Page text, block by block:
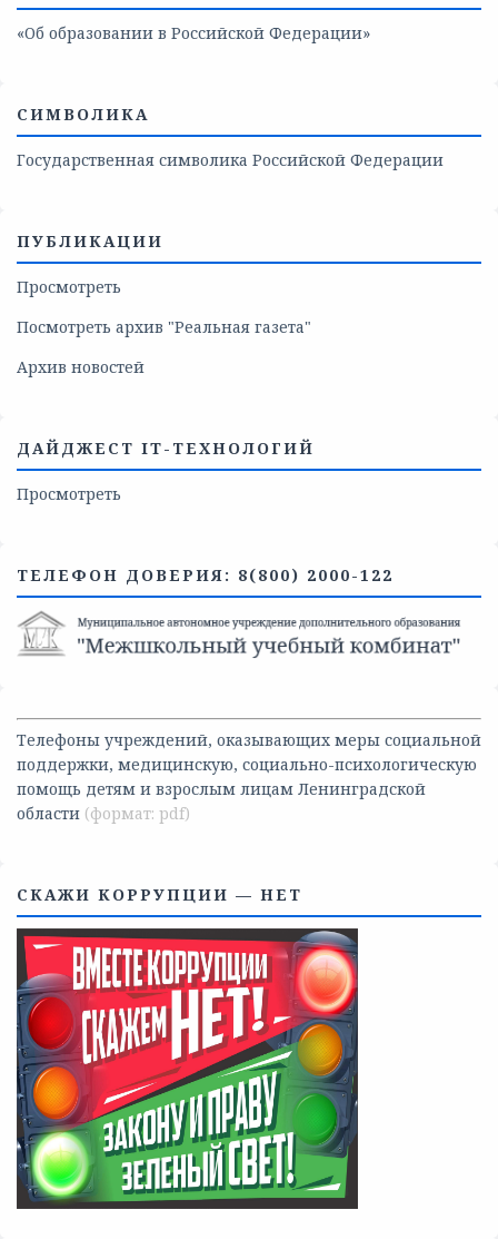
«Об образовании в Российской Федерации»
СИМВОЛИКА
Государственная символика Российской Федерации
ПУБЛИКАЦИИ
Просмотреть
Посмотреть архив "Реальная газета"
Архив новостей
ДАЙДЖЕСТ IT-ТЕХНОЛОГИЙ
Просмотреть
ТЕЛЕФОН ДОВЕРИЯ: 8(800) 2000-122
Телефоны учреждений, оказывающих меры социальной
поддержки, медицинскую, социально-психологическую
помощь детям и взрослым лицам Ленинградской
области